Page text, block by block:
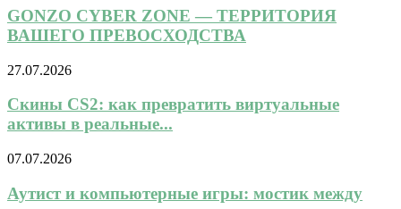
GONZO CYBER ZONE — ТЕРРИТОРИЯ
ВАШЕГО ПРЕВОСХОДСТВА
27.07.2026
Скины CS2: как превратить виртуальные
активы в реальные...
07.07.2026
Аутист и компьютерные игры: мостик между